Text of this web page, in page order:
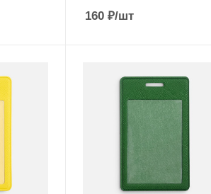
160₽/шт